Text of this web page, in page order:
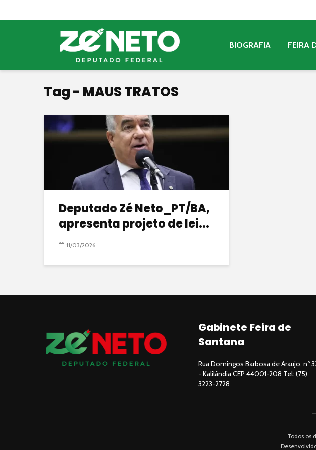
BIOGRAFIA FEIRA
Tag - MAUS TRATOS
Deputado Zé Neto_PT/BA,
apresenta projeto de lei...
11/03/2026
Gabinete Feira de
Santana
Rua Domingos Barbosa de Araujo, nº
- Kalilândia CEP 44001-208 Tel: (75)
3223-2728
Todos os